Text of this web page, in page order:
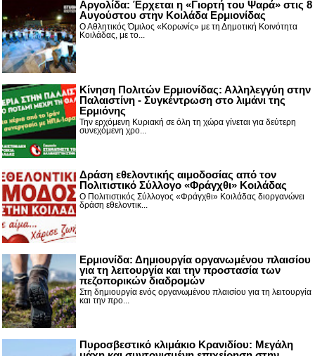
Αργολίδα: Έρχεται η «Γιορτή του Ψαρά» στις 8
Αυγούστου στην Κοιλάδα Ερμιονίδας
Ο Αθλητικός Όμιλος «Κορωνίς» με τη Δημοτική Κοινότητα
Κοιλάδας, με το...
Κίνηση Πολιτών Ερμιονίδας: Αλληλεγγύη στην
Παλαιστίνη - Συγκέντρωση στο λιμάνι της
Ερμιόνης
Την ερχόμενη Κυριακή σε όλη τη χώρα γίνεται για δεύτερη
συνεχόμενη χρο...
Δράση εθελοντικής αιμοδοσίας από τον
Πολιτιστικό Σύλλογο «Φράγχθι» Κοιλάδας
Ο Πολιτιστικός Σύλλογος «Φράγχθι» Κοιλάδας διοργανώνει
δράση εθελοντικ...
Ερμιονίδα: Δημιουργία οργανωμένου πλαισίου
για τη λειτουργία και την προστασία των
πεζοπορικών διαδρομών
Στη δημιουργία ενός οργανωμένου πλαισίου για τη λειτουργία
και την προ...
Πυροσβεστικό κλιμάκιο Κρανιδίου: Μεγάλη